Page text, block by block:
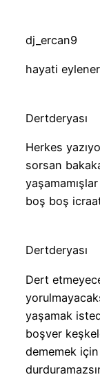
dj_ercan9
hayati
Dertderyası
Herkes
sorsan
boş boş
Dertderyası
Dert
yaşamak
boşver
dememek için